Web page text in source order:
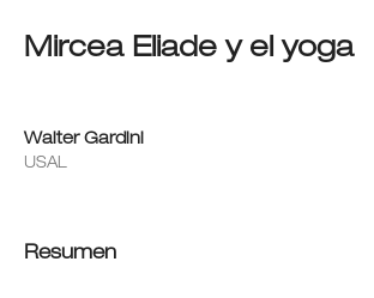
Mircea Eliade y el yoga
Walter Gardini
USAL
Resumen